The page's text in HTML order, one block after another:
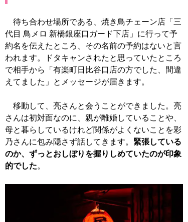
待ち合わせ場所である、焼き鳥チェーン店「三
代目 鳥メロ 新橋銀座口ガード下店」に行って予
約名を伝えたところ、その名前の予約はないと言
われます。ドタキャンされたと思っていたところ
で相手から「有楽町日比谷口店の方でした、間違
えてました」とメッセージが届きます。
移動して、亮さんと会うことができました。亮
さんは初対面なのに、親が離婚していることや、
母と暮らしているけれど関係がよくないことを彩
乃さんに包み隠さず話してきます。 緊張している
のか、ずっとおしぼりを握りしめていたのが印象
的でした。